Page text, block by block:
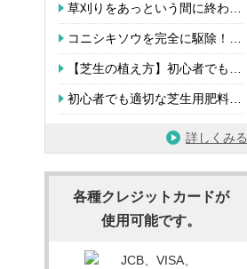
草刈りをあっという間に終わ…
コニシキソウを完全に駆除！…
【芝生の植え方】初心者でも…
初心者でも適切な芝生用肥料…
詳しくみる
各種クレジットカードが
使用可能です。